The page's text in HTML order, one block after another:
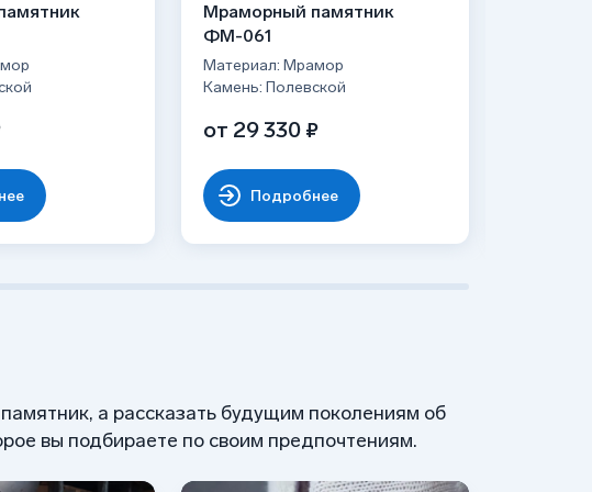
Мраморный памятник
ФМ-061
Материал: Мрамор
Камень: Полевской
от 29 330 ₽
Подробнее
а рассказать будущим поколениям об
вы подбираете по своим предпочтениям.